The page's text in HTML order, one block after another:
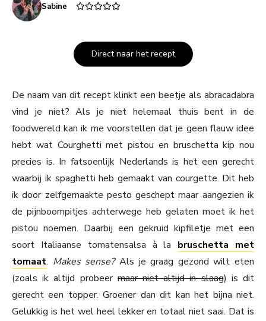
Sabine
Direct naar het recept
De naam van dit recept klinkt een beetje als abracadabra
vind je niet? Als je niet helemaal thuis bent in de
foodwereld kan ik me voorstellen dat je geen flauw idee
hebt wat Courghetti met pistou en bruschetta kip nou
precies is. In fatsoenlijk Nederlands is het een gerecht
waarbij ik spaghetti heb gemaakt van courgette. Dit heb
ik door zelfgemaakte pesto geschept maar aangezien ik
de pijnboompitjes achterwege heb gelaten moet ik het
pistou noemen. Daarbij een gekruid kipfiletje met een
soort Italiaanse tomatensalsa à la bruschetta met
tomaat. Makes sense? Als je graag gezond wilt eten
(zoals ik altijd probeermaar niet altijd in slaag) is dit
gerecht een topper. Groener dan dit kan het bijna niet.
Gelukkig is het wel heel lekker en totaal niet saai. Dat is